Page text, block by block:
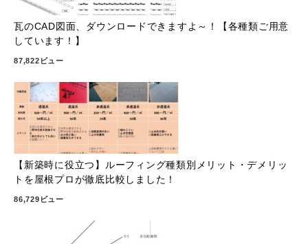
瓦のCAD図面、ダウンロードできますよ～！【各種類ご用意
しています！】
87,822ビュー
【新築時に役立つ】ルーフィング種類別メリット・デメリッ
トを屋根プロが徹底比較しました！
86,729ビュー